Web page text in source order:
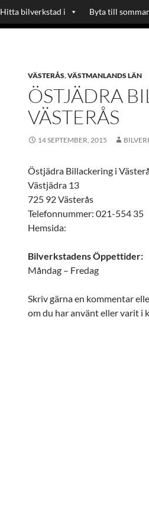
Hitta bilverkstad i Byta till
VÄSTERÅS,VÄSTMANLANDS LÄN
ÖSTJÄDRA
VÄSTERÅS
14 SEPTEMBER, 2015
Östjädra Billackering i
Västjädra 13
725 92 Västerås
Telefonnummer: 021-554 35
Hemsida:
Bilverkstadens Öppettider:
Måndag – Fredag
Skriv gärna en kommentar
om du har använt eller varit i